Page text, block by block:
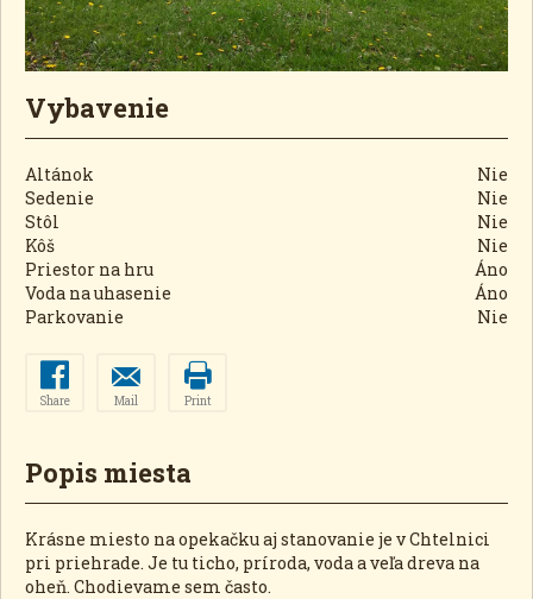
Vybavenie
Altánok
Nie
Sedenie
Nie
Stôl
Nie
Kôš
Nie
Priestor na hru
Áno
Voda na uhasenie
Áno
Parkovanie
Nie
Share Mail Print
Popis miesta
Krásne miesto na opekačku aj stanovanie je v Chtelnici
pri priehrade. Je tu ticho, príroda, voda a veľa dreva na
oheň. Chodievame sem často.